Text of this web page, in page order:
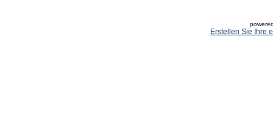
Erstellen Sie Ihre